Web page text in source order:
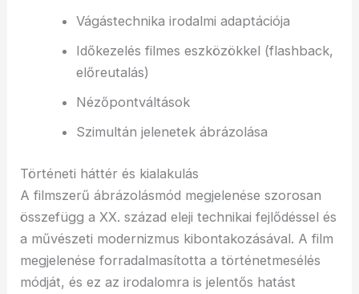
Vágástechnika irodalmi adaptációja
Időkezelés filmes eszközökkel (flashback,
előreutalás)
Nézőpontváltások
Szimultán jelenetek ábrázolása
Történeti háttér és kialakulás
A filmszerű ábrázolásmód megjelenése szorosan
összefügg a XX. század eleji technikai fejlődéssel és
a művészeti modernizmus kibontakozásával. A film
megjelenése forradalmasította a történetmesélés
módját, és ez az irodalomra is jelentős hatást